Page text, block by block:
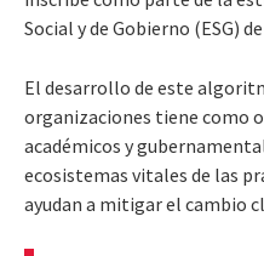
Social y de Gobierno (ESG) de
El desarrollo de este
organizaciones tiene como
académicos y
ecosistemas vitales de las
ayudan a mitigar el cambio